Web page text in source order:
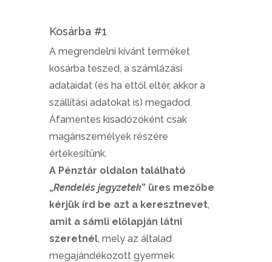
Kosárba #1
A megrendelni kívánt terméket
kosárba teszed, a számlázási
adataidat (és ha ettől eltér, akkor a
szállítási adatokat is) megadod.
Áfamentes kisadózóként csak
magánszemélyek részére
értékesítünk.
A Pénztár oldalon található
„Rendelés jegyzetek” üres mezőbe
kérjük írd be azt a keresztnevet,
amit a sámli előlapján látni
szeretnél, mely az általad
megajándékozott gyermek